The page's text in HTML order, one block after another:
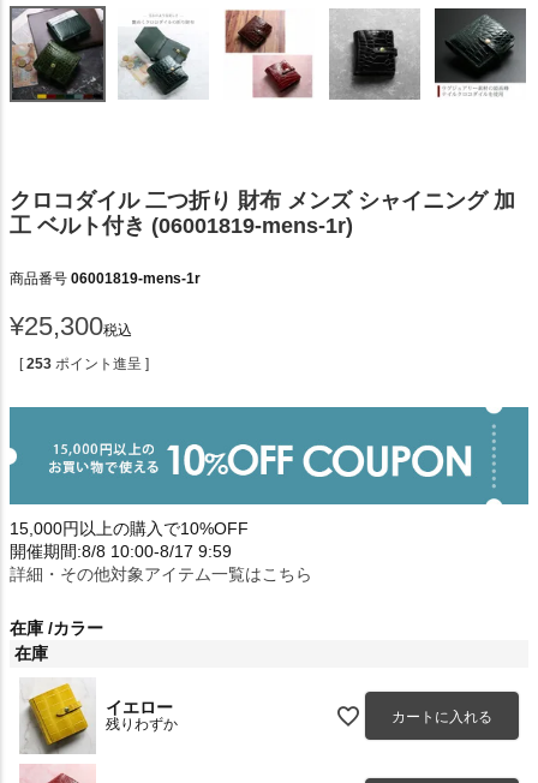
クロコダイル 二つ折り 財布 メンズ シャイニング 加
工 ベルト付き (06001819-mens-1r)
商品番号 06001819-mens-1r
¥25,300税込
[ 253 ポイント進呈 ]
15,000円以上の購入で10%OFF
開催期間:8/8 10:00-8/17 9:59
詳細・その他対象アイテム一覧はこちら
在庫 カラー
在庫
イエロー
残りわずか カートに入れる